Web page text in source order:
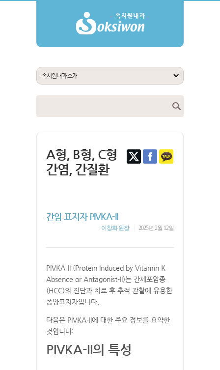
A형, B형, C형
간염, 간질환
간암 표지자 PIVKA-II
이창화 원장 2025년 2월 12일
PIVKA-II (Protein Induced by Vitamin K
Absence or Antagonist-II)는 간세포암종
(HCC)의 진단과 치료 후 추적 관찰에 유용한
종양표지자입니다.
다음은 PIVKA-II에 대한 주요 정보를 요약한
것입니다:
PIVKA-II의 특성